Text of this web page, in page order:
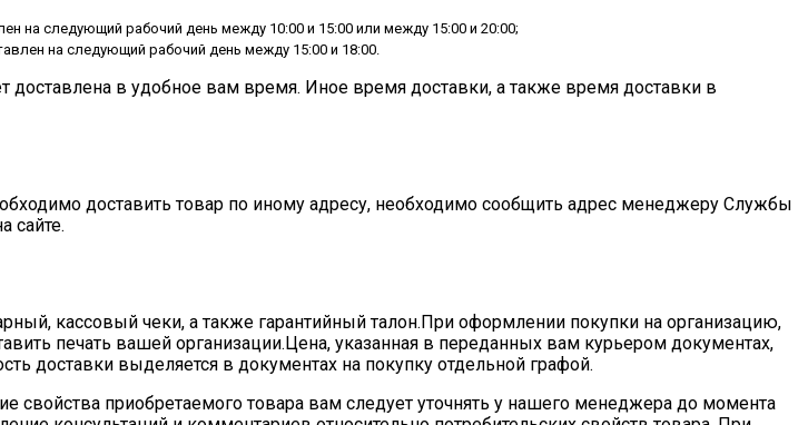
следующий рабочий день между 10:00 и 15:00 или между 15:00 и 20:00;
на следующий рабочий день между 15:00 и 18:00.
в удобное вам время. Иное время доставки, а также время доставки в
доставить товар по иному адресу, необходимо сообщить адрес менеджеру Службы
сайте.
кассовый чеки, а также гарантийный талон.При оформлении покупки на организацию,
печать вашей организации.Цена, указанная в переданных вам курьером документах,
доставки выделяется в документах на покупку отдельной графой.
свойства приобретаемого товара вам следует уточнять у нашего менеджера до момента